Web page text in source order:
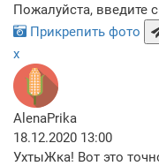
Пожалуйста, введите
Прикрепить фото
x
AlenaPrika
18.12.2020 13:00
УхтыЖка! Вот это